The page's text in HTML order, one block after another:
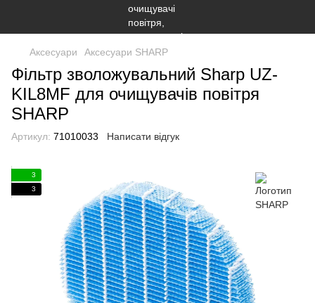
Аксесуари Аксесуари SHARP
Фільтр зволожувальний Sharp UZ-
KIL8MF для очищувачів повітря
SHARP
Артикул: 71010033 Написати відгук
3
3